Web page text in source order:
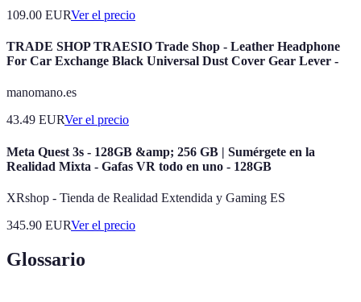
109.00 EURVer el precio
TRADE SHOP TRAESIO Trade Shop - Leather Headphone
For Car Exchange Black Universal Dust Cover Gear Lever -
manomano.es
43.49 EURVer el precio
Meta Quest 3s - 128GB &amp; 256 GB | Sumérgete en la
Realidad Mixta - Gafas VR todo en uno - 128GB
XRshop - Tienda de Realidad Extendida y Gaming ES
345.90 EURVer el precio
Glossario